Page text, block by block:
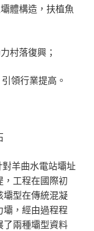
體構造，扶植魚
村落復興；
領行業提高。
羊曲水電站壩址
工程在國際初
壩型在傳統混凝
，經由過程程
了兩種壩型資料